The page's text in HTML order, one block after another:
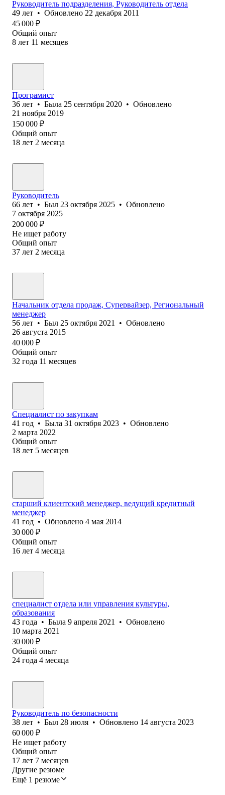
Руководитель подразделения, Руководитель отдела
49 лет • Обновлено 22 декабря 2011
45 000 ₽
Общий опыт
8 лет 11 месяцев
Програмист
36 лет • Была 25 сентября 2020 • Обновлено
21 ноября 2019
150 000 ₽
Общий опыт
18 лет 2 месяца
Руководитель
66 лет • Был 23 октября 2025 • Обновлено
7 октября 2025
200 000 ₽
Не ищет работу
Общий опыт
37 лет 2 месяца
Начальник отдела продаж, Супервайзер, Региональный
менеджер
56 лет • Был 25 октября 2021 • Обновлено
26 августа 2015
40 000 ₽
Общий опыт
32 года 11 месяцев
Специалист по закупкам
41 год • Была 31 октября 2023 • Обновлено
2 марта 2022
Общий опыт
18 лет 5 месяцев
старший клиентский менеджер, ведущий кредитный
менеджер
41 год • Обновлено 4 мая 2014
30 000 ₽
Общий опыт
16 лет 4 месяца
специалист отдела или управления культуры,
образования
43 года • Была 9 апреля 2021 • Обновлено
10 марта 2021
30 000 ₽
Общий опыт
24 года 4 месяца
Руководитель по безопасности
38 лет • Был 28 июля • Обновлено 14 августа 2023
60 000 ₽
Не ищет работу
Общий опыт
17 лет 7 месяцев
Другие резюме
Ещё 1 резюме